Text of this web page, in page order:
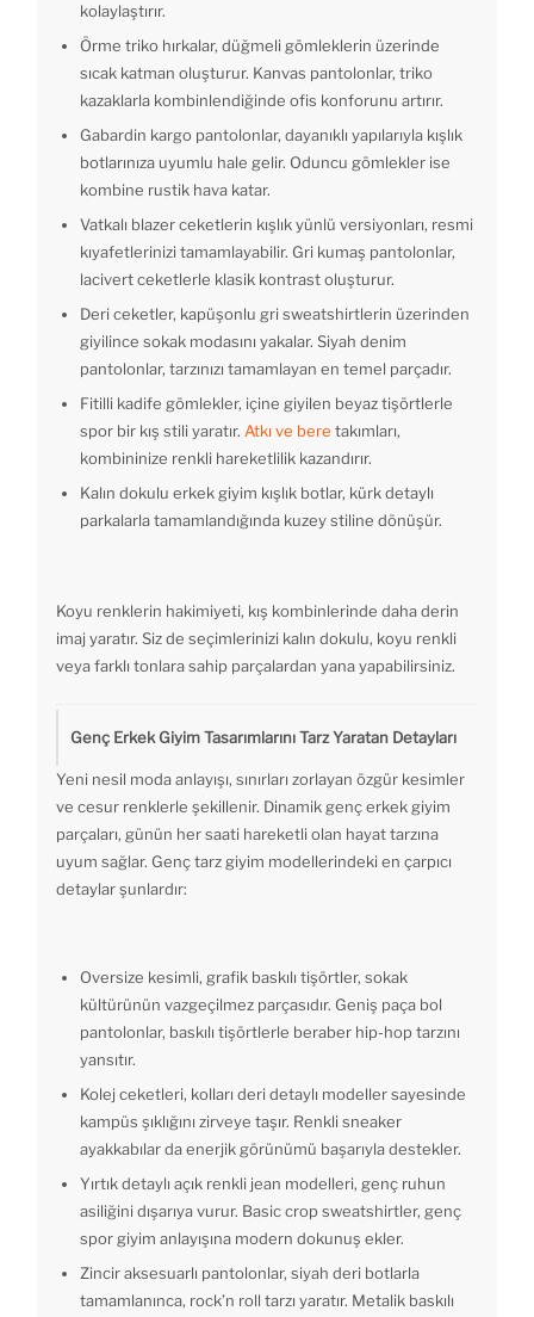
kolaylaştırır.
Örme triko hırkalar, düğmeli gömleklerin üzerinde
sıcak katman oluşturur. Kanvas pantolonlar, triko
kazaklarla kombinlendiğinde ofis konforunu artırır.
Gabardin kargo pantolonlar, dayanıklı yapılarıyla kışlık
botlarınıza uyumlu hale gelir. Oduncu gömlekler ise
kombine rustik hava katar.
Vatkalı blazer ceketlerin kışlık yünlü versiyonları, resmi
kıyafetlerinizi tamamlayabilir. Gri kumaş pantolonlar,
lacivert ceketlerle klasik kontrast oluşturur.
Deri ceketler, kapüşonlu gri sweatshirtlerin üzerinden
giyilince sokak modasını yakalar. Siyah denim
pantolonlar, tarzınızı tamamlayan en temel parçadır.
Fitilli kadife gömlekler, içine giyilen beyaz tişörtlerle
spor bir kış stili yaratır. Atkı ve bere takımları,
kombininize renkli hareketlilik kazandırır.
Kalın dokulu erkek giyim kışlık botlar, kürk detaylı
parkalarla tamamlandığında kuzey stiline dönüşür.
Koyu renklerin hakimiyeti, kış kombinlerinde daha derin
imaj yaratır. Siz de seçimlerinizi kalın dokulu, koyu renkli
veya farklı tonlara sahip parçalardan yana yapabilirsiniz.
Genç Erkek Giyim Tasarımlarını Tarz Yaratan Detayları
Yeni nesil moda anlayışı, sınırları zorlayan özgür kesimler
ve cesur renklerle şekillenir. Dinamik genç erkek giyim
parçaları, günün her saati hareketli olan hayat tarzına
uyum sağlar. Genç tarz giyim modellerindeki en çarpıcı
detaylar şunlardır:
Oversize kesimli, grafik baskılı tişörtler, sokak
kültürünün vazgeçilmez parçasıdır. Geniş paça bol
pantolonlar, baskılı tişörtlerle beraber hip-hop tarzını
yansıtır.
Kolej ceketleri, kolları deri detaylı modeller sayesinde
kampüs şıklığını zirveye taşır. Renkli sneaker
ayakkabılar da enerjik görünümü başarıyla destekler.
Yırtık detaylı açık renkli jean modelleri, genç ruhun
asiliğini dışarıya vurur. Basic crop sweatshirtler, genç
spor giyim anlayışına modern dokunuş ekler.
Zincir aksesuarlı pantolonlar, siyah deri botlarla
tamamlanınca, rock’n roll tarzı yaratır. Metalik baskılı